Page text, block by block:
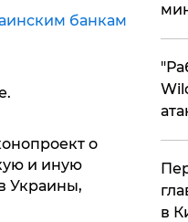
банкам
о
и иную
Украины,
в